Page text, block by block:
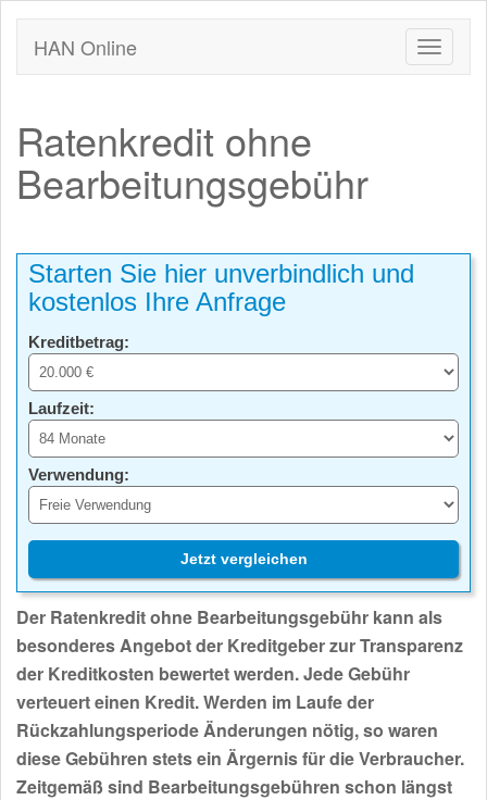
HAN Online
Ratenkredit ohne
Bearbeitungsgebühr
Starten Sie hier unverbindlich und
kostenlos Ihre Anfrage
Kreditbetrag:
Laufzeit:
Verwendung:
Jetzt vergleichen
Der Ratenkredit ohne Bearbeitungsgebühr kann als
besonderes Angebot der Kreditgeber zur Transparenz
der Kreditkosten bewertet werden. Jede Gebühr
verteuert einen Kredit. Werden im Laufe der
Rückzahlungsperiode Änderungen nötig, so waren
diese Gebühren stets ein Ärgernis für die Verbraucher.
Zeitgemäß sind Bearbeitungsgebühren schon längst